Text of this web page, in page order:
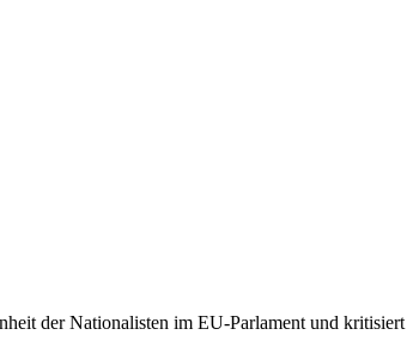
der Nationalisten im EU-Parlament und